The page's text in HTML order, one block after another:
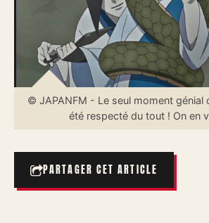
© JAPANFM - Le seul moment génial
été respecté du tout ! On en
PARTAGER CET ARTICLE